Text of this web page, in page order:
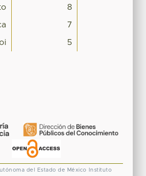
8
7
5
del Estado de México
Instituto